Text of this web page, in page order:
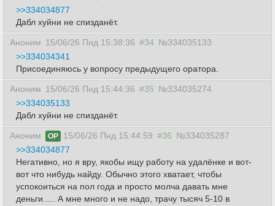
>>334034877
Дабл хуйни не спизданёт.
Аноним 15/06/26 Пнд 15:38:36 #34 №334035133
>>334034341
Присоединяюсь у вопросу предыдущего оратора.
Аноним 15/06/26 Пнд 15:44:36 #35 №334035274
>>334035133
Дабл хуйни не спизданёт.
Аноним OP 15/06/26 Пнд 15:44:59 #36 №334035287
>>334034877
Негативно, но я вру, якобы ищу работу на удалёнке и вот-
вот что нибудь найду. Обычно этого хватает, чтобы
успокоиться на пол года и просто молча давать мне
деньги..... А мне много и не надо, трачу тысяч 5-10 в